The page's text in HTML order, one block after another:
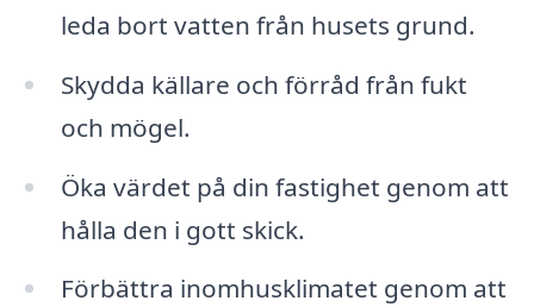
leda bort vatten från husets grund.
Skydda källare och förråd från fukt
och mögel.
Öka värdet på din fastighet genom att
hålla den i gott skick.
Förbättra inomhusklimatet genom att